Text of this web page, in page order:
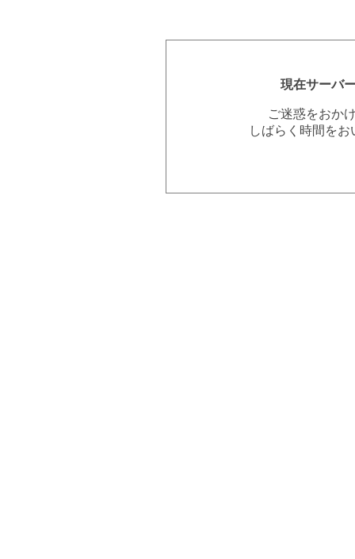
現在サーバ
ご迷惑をおか
しばらく時間を